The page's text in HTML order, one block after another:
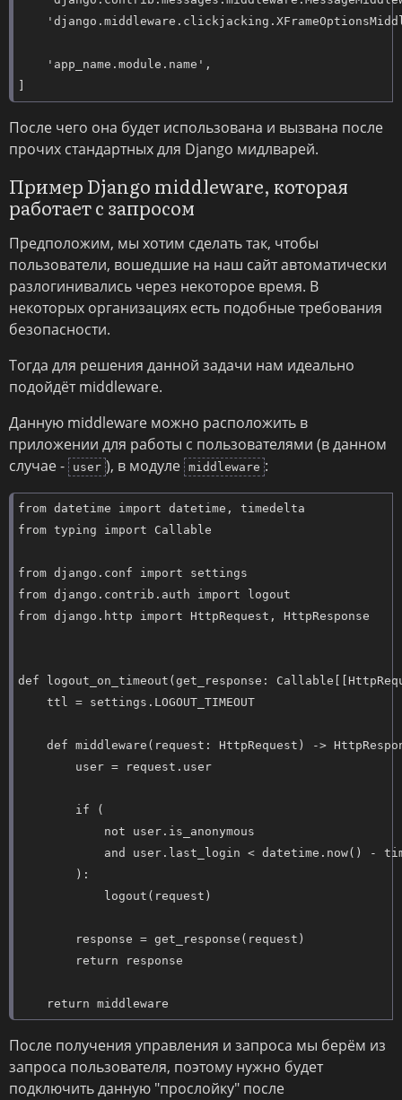
    'app_name.module.name',
После чего она будет использована и вызвана после
прочих стандартных для Django мидлварей.
Пример Django middleware, которая
работает с запросом
Предположим, мы хотим сделать так, чтобы
пользователи, вошедшие на наш сайт автоматически
разлогинивались через некоторое время. В
некоторых организациях есть подобные требования
безопасности.
Тогда для решения данной задачи нам идеально
подойдёт middleware.
Данную middleware можно расположить в
приложении для работы с пользователями (в данном
случае -
user ), в модуле middleware :
from datetime import datetime, timedelta
from typing import Callable
from django.conf import settings
from django.contrib.auth import logout
from django.http import HttpRequest, HttpResponse
def logout_on_timeout(get_response:
    ttl = settings.LOGOUT_TIMEOUT
def middleware(request: HttpRequest) ->
        user = request.user
        if (
            not user.is_anonymous
and user.last_login < datetime.now() -
        ):
            logout(request)
        response = get_response(request)
        return response
    return middleware
После получения управления и запроса мы берём из
запроса пользователя, поэтому нужно будет
подключить данную "прослойку" после